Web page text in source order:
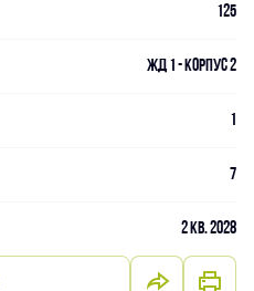
125
ЖД 1 - Корпус 2
1
7
2 кв. 2028